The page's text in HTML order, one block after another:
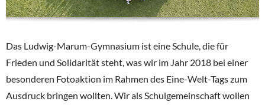
Das Ludwig-Marum-Gymnasium ist eine Schule, die für
Frieden und Solidarität steht, was wir im Jahr 2018 bei einer
besonderen Fotoaktion im Rahmen des Eine-Welt-Tags zum
Ausdruck bringen wollten. Wir als Schulgemeinschaft wollen